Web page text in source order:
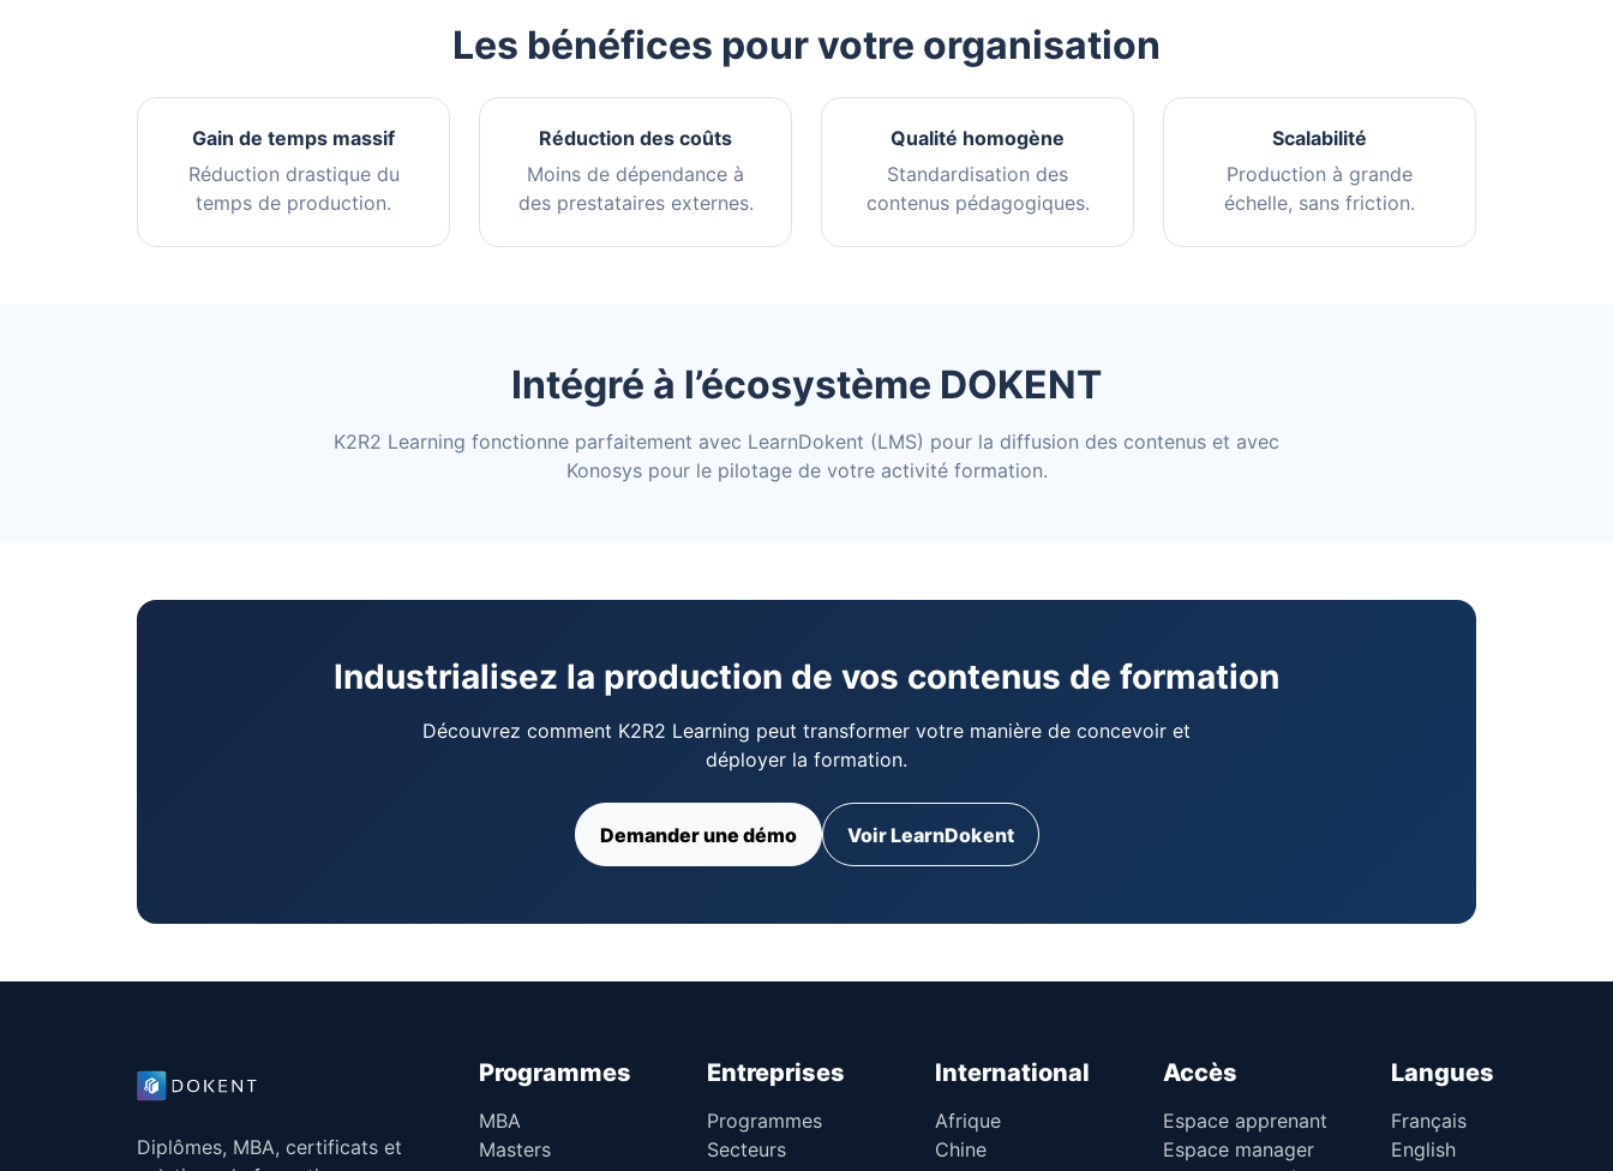
Les bénéfices pour votre organisation
Gain de temps massif
Réduction drastique du
temps de production.
Réduction des coûts
Moins de dépendance à
des prestataires externes.
Qualité homogène
Standardisation des
contenus pédagogiques.
Scalabilité
Production à grande
échelle, sans friction.
Intégré à l’écosystème DOKENT
K2R2 Learning fonctionne parfaitement avec LearnDokent (LMS) pour la diffusion des contenus et avec
Konosys pour le pilotage de votre activité formation.
Industrialisez la production de vos contenus de formation
Découvrez comment K2R2 Learning peut transformer votre manière de concevoir et
déployer la formation.
Demander une démo Voir LearnDokent
Diplômes, MBA, certificats et
Programmes
MBA
Masters
Entreprises
Programmes
Secteurs
International
Afrique
Chine
Accès
Espace apprenant
Espace manager
Langues
Français
English